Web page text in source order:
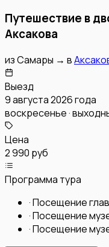
Путешествие в
Аксакова
изСамары → в
Выезд
9 августа 2026 года
воскресенье ·
Цена
2 990 руб
Программа тура
·Посещение
·Посещение
·Посещение